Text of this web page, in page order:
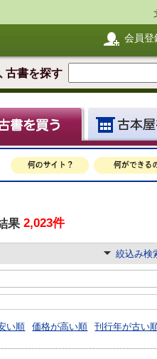
会員登
古書を探す
果 2,023件
絞込み検
い順 価格が高い順 刊行年が古い